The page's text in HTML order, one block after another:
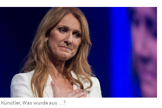
Was wurde aus …?